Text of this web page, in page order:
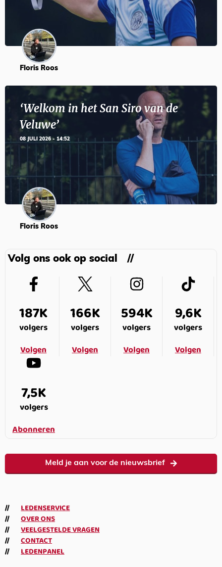
Floris Roos
‘Welkom in het San Siro van de
Veluwe’
08 JULI 2026 - 14:52
Floris Roos
Volg ons ook op social
187K
volgers
Volgen
166K
volgers
Volgen
594K
volgers
Volgen
9,6K
volgers
Volgen
7,5K
volgers
Abonneren
Meld je aan voor de nieuwsbrief
LEDENSERVICE
OVER ONS
VEELGESTELDE VRAGEN
CONTACT
LEDENPANEL